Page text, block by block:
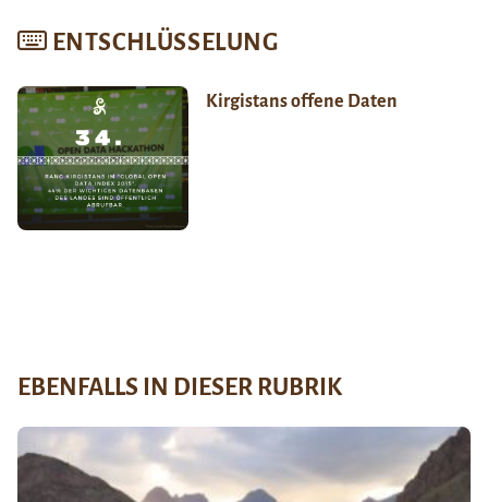
ENTSCHLÜSSELUNG
Kirgistans offene Daten
EBENFALLS IN DIESER RUBRIK